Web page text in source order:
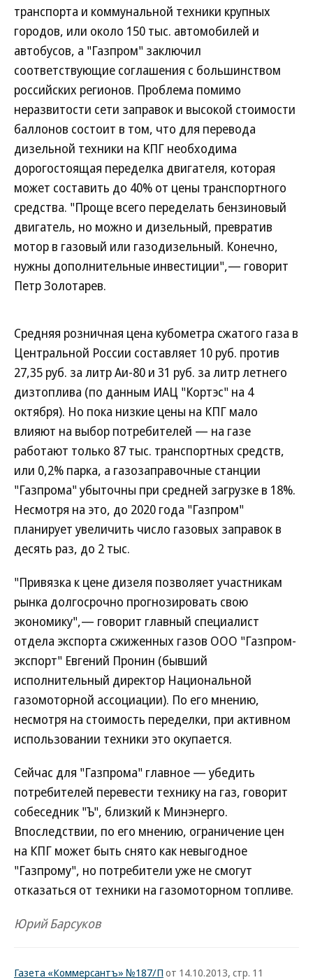
транспорта и коммунальной техники крупных
городов, или около 150 тыс. автомобилей и
автобусов, а "Газпром" заключил
соответствующие соглашения с большинством
российских регионов. Проблема помимо
неразвитости сети заправок и высокой стоимости
баллонов состоит в том, что для перевода
дизельной техники на КПГ необходима
дорогостоящая переделка двигателя, которая
может составить до 40% от цены транспортного
средства. "Проще всего переделать бензиновый
двигатель, но можно и дизельный, превратив
мотор в газовый или газодизельный. Конечно,
нужны дополнительные инвестиции",— говорит
Петр Золотарев.
Средняя розничная цена кубометра сжатого газа в
Центральной России составляет 10 руб. против
27,35 руб. за литр Аи-80 и 31 руб. за литр летнего
дизтоплива (по данным ИАЦ "Кортэс" на 4
октября). Но пока низкие цены на КПГ мало
влияют на выбор потребителей — на газе
работают только 87 тыс. транспортных средств,
или 0,2% парка, а газозаправочные станции
"Газпрома" убыточны при средней загрузке в 18%.
Несмотря на это, до 2020 года "Газпром"
планирует увеличить число газовых заправок в
десять раз, до 2 тыс.
"Привязка к цене дизеля позволяет участникам
рынка долгосрочно прогнозировать свою
экономику",— говорит главный специалист
отдела экспорта сжиженных газов ООО "Газпром-
экспорт" Евгений Пронин (бывший
исполнительный директор Национальной
газомоторной ассоциации). По его мнению,
несмотря на стоимость переделки, при активном
использовании техники это окупается.
Сейчас для "Газпрома" главное — убедить
потребителей перевести технику на газ, говорит
собеседник "Ъ", близкий к Минэнерго.
Впоследствии, по его мнению, ограничение цен
на КПГ может быть снято как невыгодное
"Газпрому", но потребители уже не смогут
отказаться от техники на газомоторном топливе.
Юрий Барсуков
Газета «Коммерсантъ» №187/П от 14.10.2013, стр. 11